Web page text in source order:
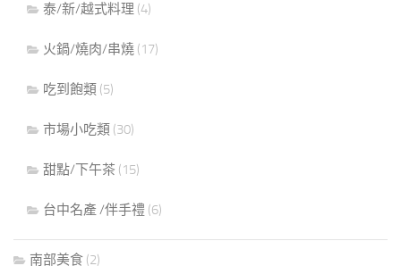
泰/新/越式料理 (4)
火鍋/燒肉/串燒 (17)
吃到飽類 (5)
市場小吃類 (30)
甜點/下午茶 (15)
台中名產 /伴手禮 (6)
南部美食 (2)